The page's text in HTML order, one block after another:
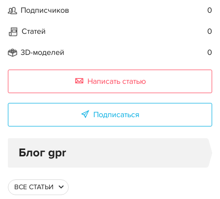
Подписчиков 0
Статей 0
3D-моделей 0
Написать статью
Подписаться
Блог gpr
ВСЕ СТАТЬИ